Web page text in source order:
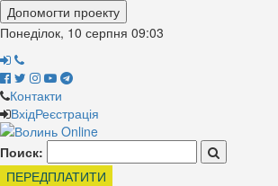
Допомогти проекту
Понеділок, 10 серпня 09:03
Контакти
ВхідРеєстрація
Поиск:
ПЕРЕДПЛАТИТИ